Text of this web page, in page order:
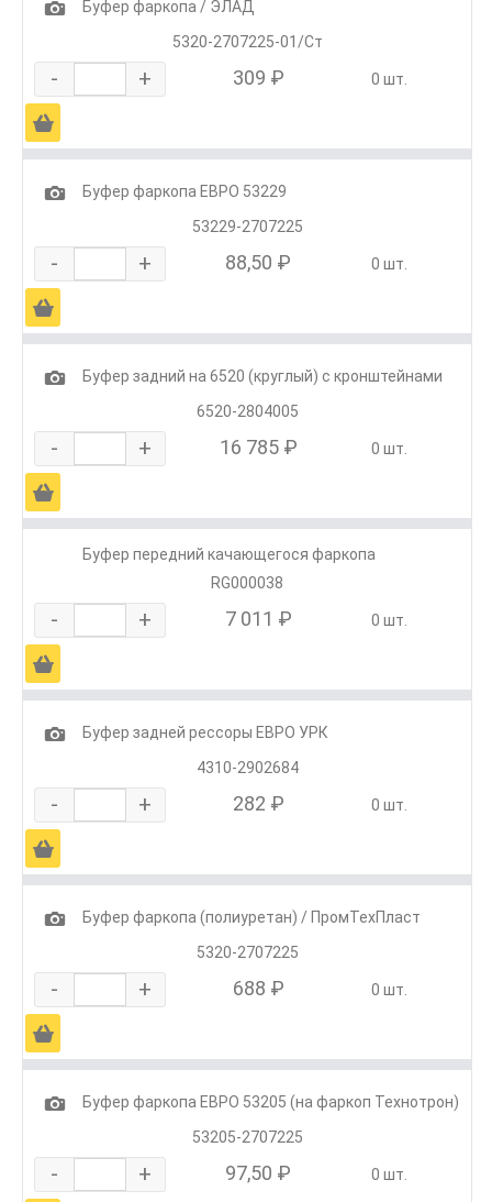
1
Буфер фаркопа / ЭЛАД
5320-2707225-01/Ст
- + 309 ₽ 0 шт.
Ä
1
Буфер фаркопа ЕВРО 53229
53229-2707225
- + 88,50 ₽ 0 шт.
Ä
1
Буфер задний на 6520 (круглый) с кронштейнами
6520-2804005
- + 16 785 ₽ 0 шт.
Ä
Буфер передний качающегося фаркопа
RG000038
- + 7 011 ₽ 0 шт.
Ä
1
Буфер задней рессоры ЕВРО УРК
4310-2902684
- + 282 ₽ 0 шт.
Ä
1
Буфер фаркопа (полиуретан) / ПромТехПласт
5320-2707225
- + 688 ₽ 0 шт.
Ä
1
Буфер фаркопа ЕВРО 53205 (на фаркоп Технотрон)
53205-2707225
- + 97,50 ₽ 0 шт.